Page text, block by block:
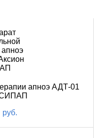
апноэ АДТ-01
СИПАП
руб.